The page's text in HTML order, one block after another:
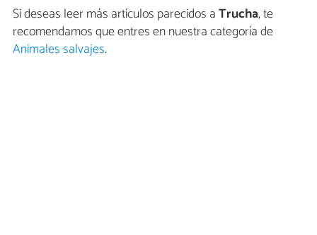
Si deseas leer más artículos parecidos aTrucha, te
recomendamos que entres en nuestra categoría de
Animales salvajes.